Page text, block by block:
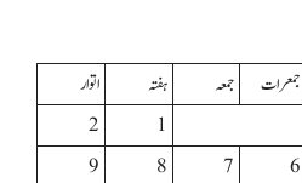
جمعرات جمعہ ہفتہ
اتوار
1
2
6
7
8
9